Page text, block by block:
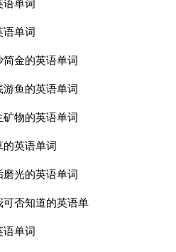
语单词
语单词
金的英语单词
鱼的英语单词
物的英语单词
的英语单词
光的英语单词
否知道的英语单
语单词